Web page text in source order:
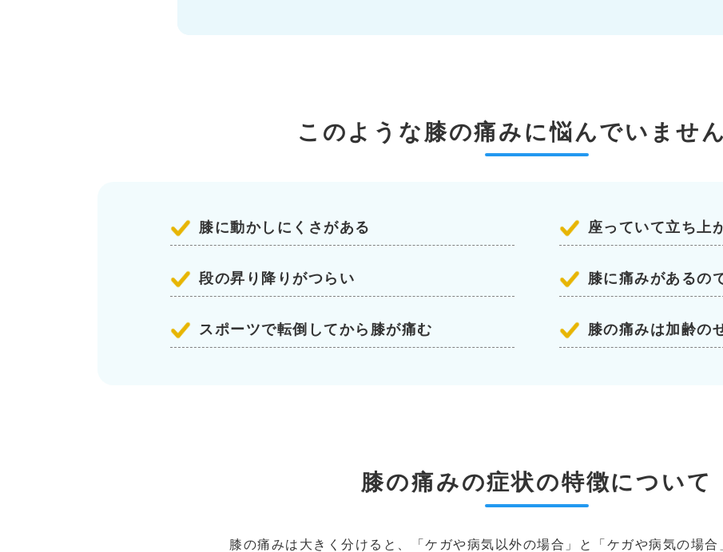
このような膝の痛みに悩んでいませ
膝に動かしにくさがある 座っていて立ち上
段の昇り降りがつらい 膝に痛みがあるの
スポーツで転倒してから膝が痛む 膝の痛みは加齢の
膝の痛みの症状の特徴について
膝の痛みは大きく分けると、「ケガや病気以外の場合」と「ケガや病気の場合